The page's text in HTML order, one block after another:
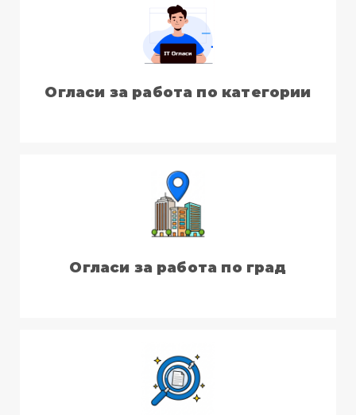
Огласи за работа по категории
Огласи за работа по град